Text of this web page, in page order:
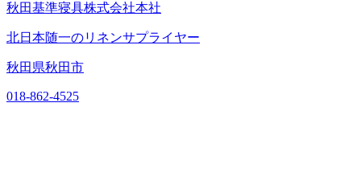
秋田基準寝具株式会社本社
北日本随一のリネンサプライヤー
秋田県秋田市
018-862-4525